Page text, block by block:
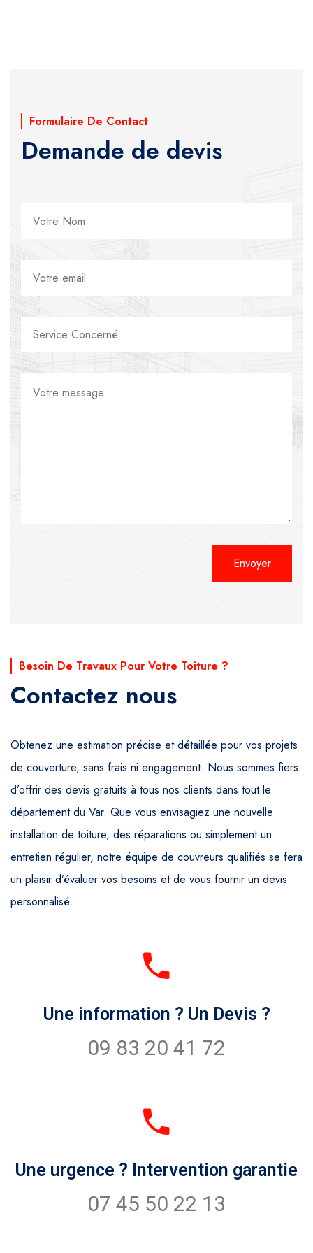
Formulaire De Contact
Demande de devis
Besoin De Travaux Pour Votre Toiture ?
Contactez nous
Obtenez une estimation précise et détaillée pour vos projets
de couverture, sans frais ni engagement. Nous sommes fiers
d’offrir des devis gratuits à tous nos clients dans tout le
département du Var. Que vous envisagiez une nouvelle
installation de toiture, des réparations ou simplement un
entretien régulier, notre équipe de couvreurs qualifiés se fera
un plaisir d’évaluer vos besoins et de vous fournir un devis
personnalisé.
Une information ? Un Devis ?
09 83 20 41 72
Une urgence ? Intervention garantie
07 45 50 22 13